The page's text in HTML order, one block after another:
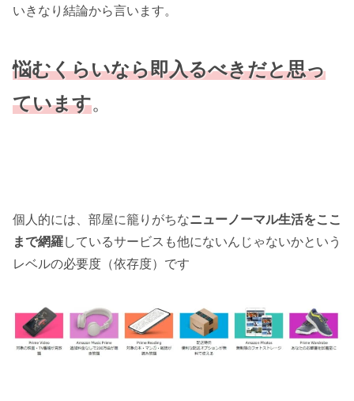
いきなり結論から言います。
悩むくらいなら即入るべきだと思っ
ています。
個人的には、部屋に籠りがちなニューノーマル生活をここ
まで網羅しているサービスも他にないんじゃないかという
レベルの必要度（依存度）です